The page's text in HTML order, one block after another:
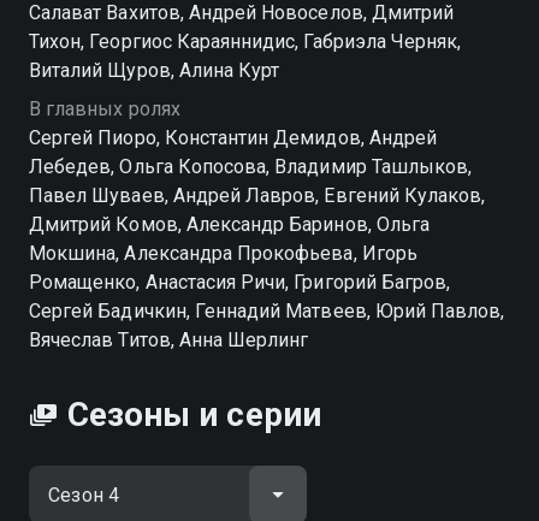
Салават Вахитов, Андрей Новоселов, Дмитрий
Тихон, Георгиос Караяннидис, Габриэла Черняк,
Виталий Щуров, Алина Курт
В главных ролях
Сергей Пиоро, Константин Демидов, Андрей
Лебедев, Ольга Копосова, Владимир Ташлыков,
Павел Шуваев, Андрей Лавров, Евгений Кулаков,
Дмитрий Комов, Александр Баринов, Ольга
Мокшина, Александра Прокофьева, Игорь
Ромащенко, Анастасия Ричи, Григорий Багров,
Сергей Бадичкин, Геннадий Матвеев, Юрий Павлов,
Вячеслав Титов, Анна Шерлинг
Сезоны и серии